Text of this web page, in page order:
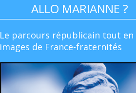
ALLO MARIANNE ?
Le parcours républicain tout en
images de France-fraternités